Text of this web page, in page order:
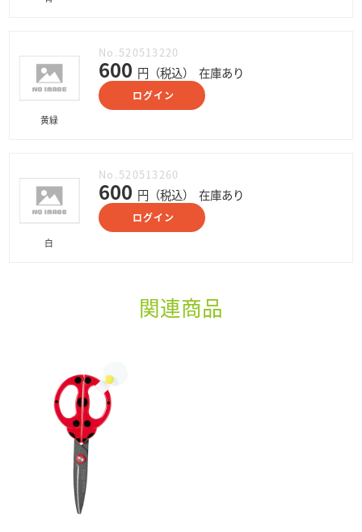
黄緑
No.520513220
600 円（税込） 在庫あり
ログイン
白
No.520513260
600 円（税込） 在庫あり
ログイン
関連商品